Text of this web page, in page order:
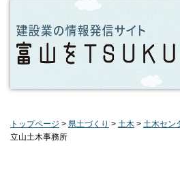
トップページ > 県土づくり > 土木 > 土木セン
立山土木事務所